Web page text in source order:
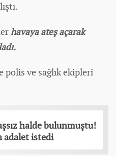
havaya ateş açarak
polis ve sağlık ekipleri
halde bulunmuştu!
adalet istedi